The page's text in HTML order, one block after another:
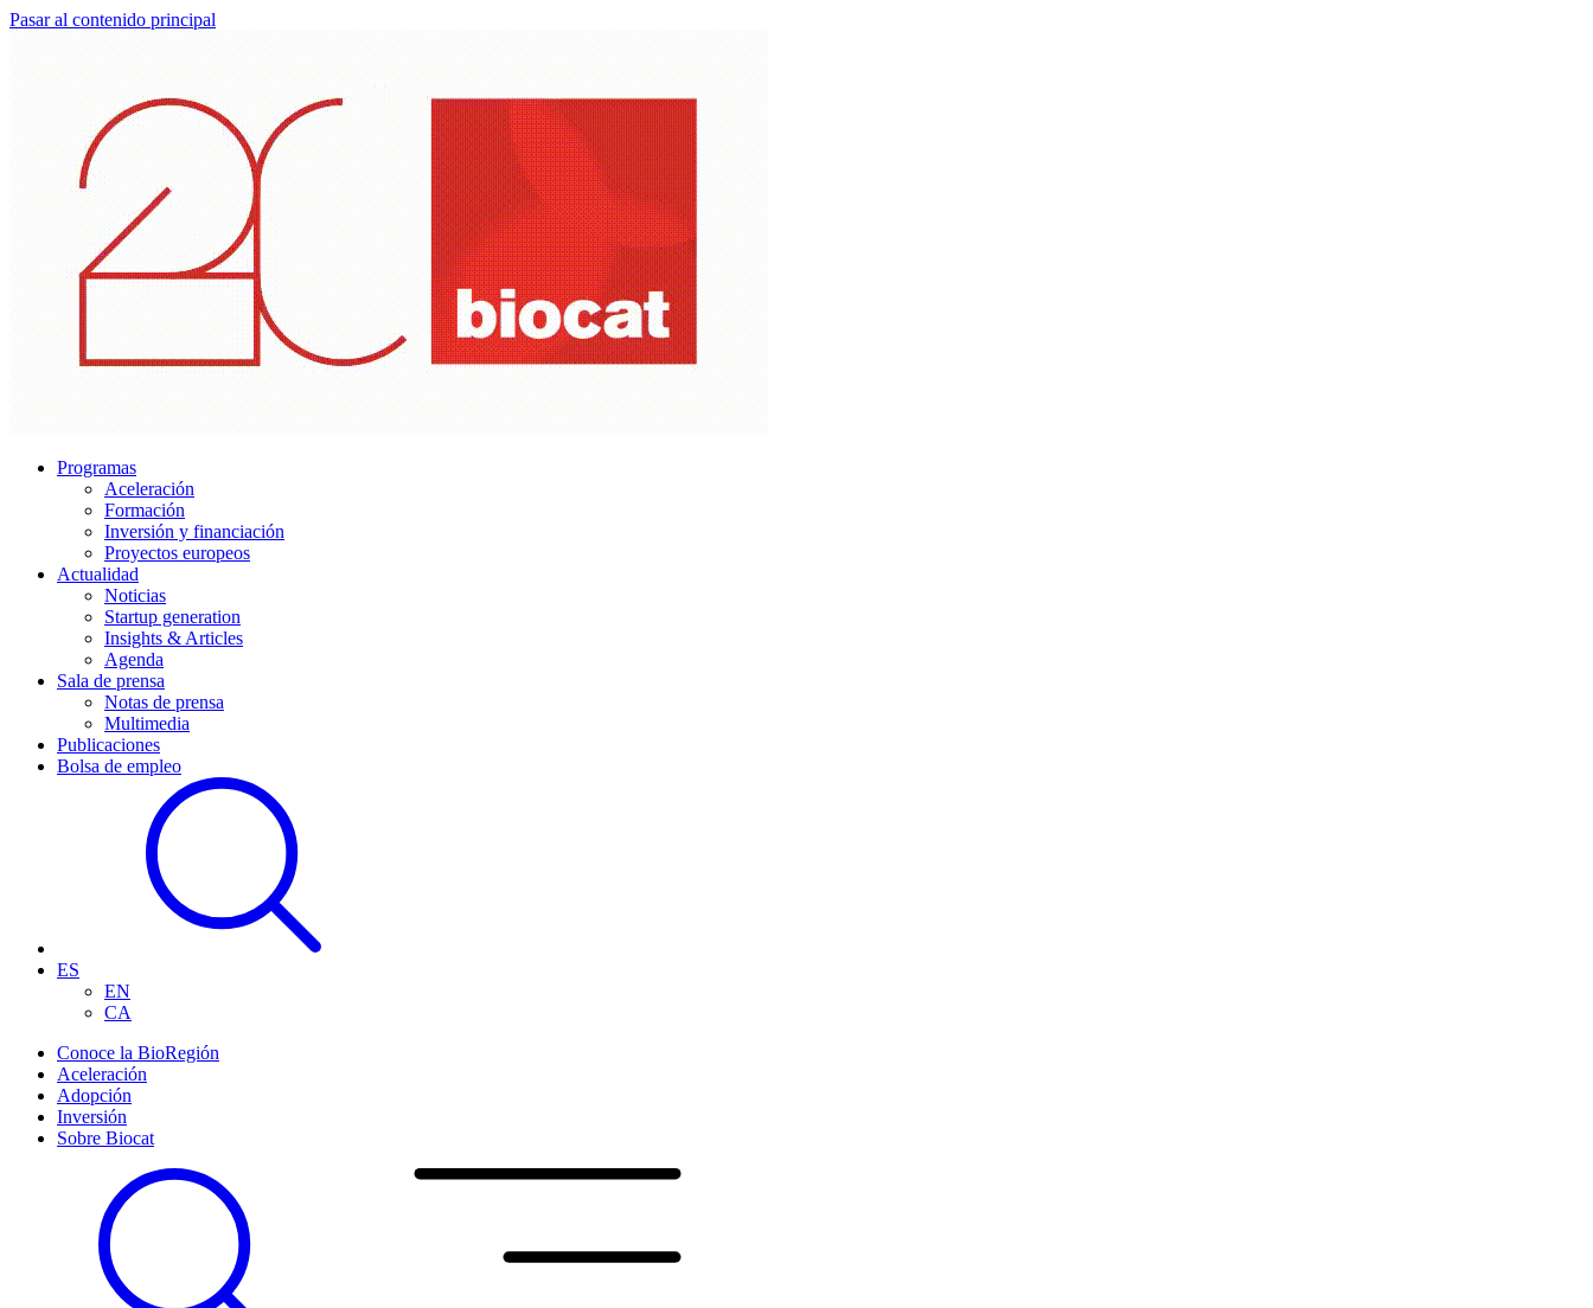
Pasar al contenido principal
Programas
Aceleración
Formación
Inversión y financiación
Proyectos europeos
Actualidad
Noticias
Startup generation
Insights & Articles
Agenda
Sala de prensa
Notas de prensa
Multimedia
Publicaciones
Bolsa de empleo
ES
EN
CA
Conoce la BioRegión
Aceleración
Adopción
Inversión
Sobre Biocat